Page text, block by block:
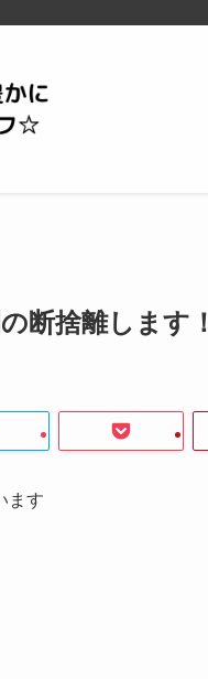
断捨離します！
ます